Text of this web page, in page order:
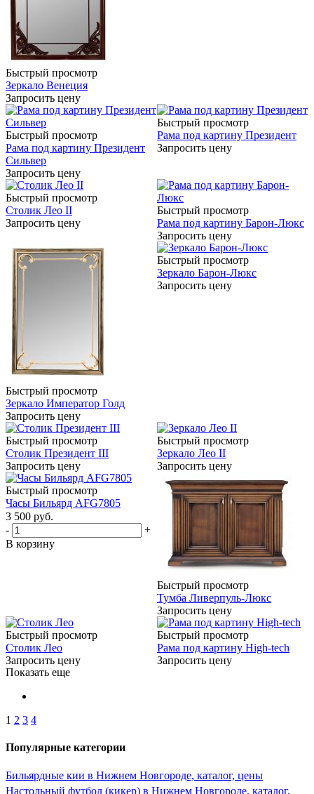
Быстрый просмотр
Зеркало Венеция
Запросить цену
Быстрый просмотр
Рама под картину Президент
Сильвер
Запросить цену
Быстрый просмотр
Рама под картину Президент
Запросить цену
Быстрый просмотр
Столик Лео II
Запросить цену
Быстрый просмотр
Рама под картину Барон-Люкс
Запросить цену
Быстрый просмотр
Зеркало Император Голд
Запросить цену
Быстрый просмотр
Зеркало Барон-Люкс
Запросить цену
Быстрый просмотр
Столик Президент III
Запросить цену
Быстрый просмотр
Зеркало Лео II
Запросить цену
Быстрый просмотр
Часы Бильярд AFG7805
3 500 руб.
-
+
В корзину
Быстрый просмотр
Тумба Ливерпуль-Люкс
Запросить цену
Быстрый просмотр
Столик Лео
Запросить цену
Быстрый просмотр
Рама под картину High-tech
Запросить цену
Показать еще
1 2 3 4
Популярные категории
Бильярдные кии в Нижнем Новгороде, каталог, цены
Настольный футбол (кикер) в Нижнем Новгороде, каталог,